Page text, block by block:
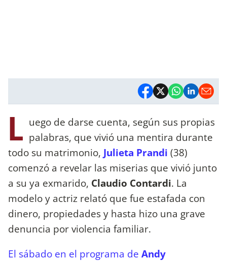
L uego de darse cuenta, según sus propias
palabras, que vivió una mentira durante
todo su matrimonio, Julieta Prandi (38)
comenzó a revelar las miserias que vivió junto
a su ya exmarido, Claudio Contardi. La
modelo y actriz relató que fue estafada con
dinero, propiedades y hasta hizo una grave
denuncia por violencia familiar.
El sábado en el programa de Andy